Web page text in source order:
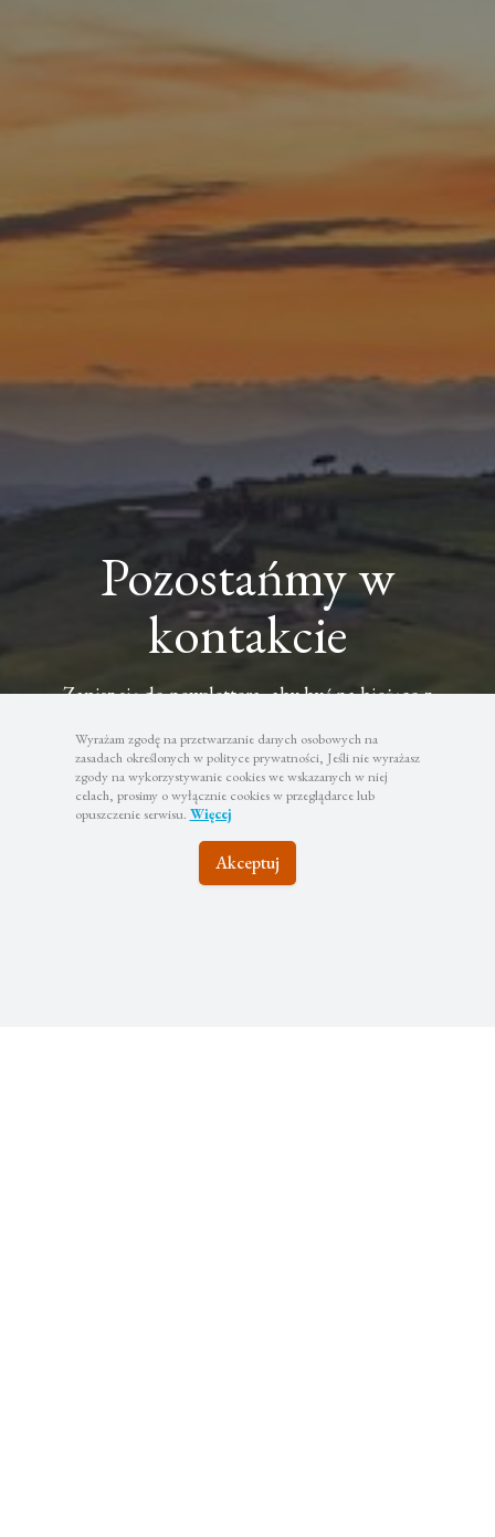
Wyrażam zgodę na przetwarzanie danych osobowych na
zasadach określonych w polityce prywatności, Jeśli nie wyrażasz
zgody na wykorzystywanie cookies we wskazanych w niej
celach, prosimy o wyłącznie cookies w przeglądarce lub
opuszczenie serwisu. Więcej
Akceptuj
Pozostańmy w
kontakcie
Zapisz się do newslettera, aby być na bieżąco z
Subskrybuj
Twoje dane będą wykorzystywane zgodnie z naszą polityką